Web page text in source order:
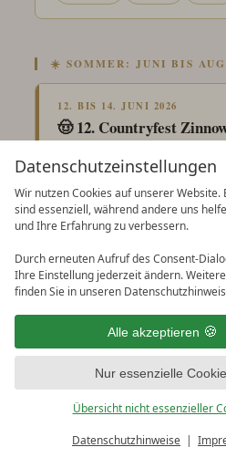
Datenschutzeinstellungen
Wir nutzen Cookies auf unserer Website.
sind essenziell, während andere uns
und Ihre Erfahrung zu verbessern.
Durch erneuten Aufruf des Consent-
Ihre Einstellung jederzeit ändern.
finden Sie in unseren
Alle akzeptieren
Nur essenzielle
Übersicht nicht essenzieller
Datenschutzhinweise
☀️ SOMMER: JUNI BIS
12. BIS 14. JUNI 2026
🤠 12. Countryfest
Das Countryfest Zinnowitz
Musik und Line Dance an die
wird der Kulturhauspark zum
Open-Air-Event auf Usedom
und Marktstände schaffen eine
Festivalatmosphäre, die gut zu
Juni passt. Wer nach
2026 oder Countryfest Usedom
klaren Reiseanlass. Vom Hotel
Veranstaltungsorte im Ort gut